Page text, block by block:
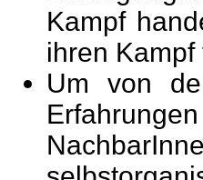
Kampf
ihren
Um von